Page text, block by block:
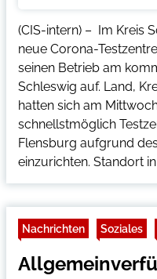
(CIS-intern) – Im Kreis
neue Corona-
seinen Betrieb am
Schleswig auf. Land,
hatten sich am
schnellstmöglich
Flensburg aufgrund
einzurichten. Standort
Nachrichten Soziales